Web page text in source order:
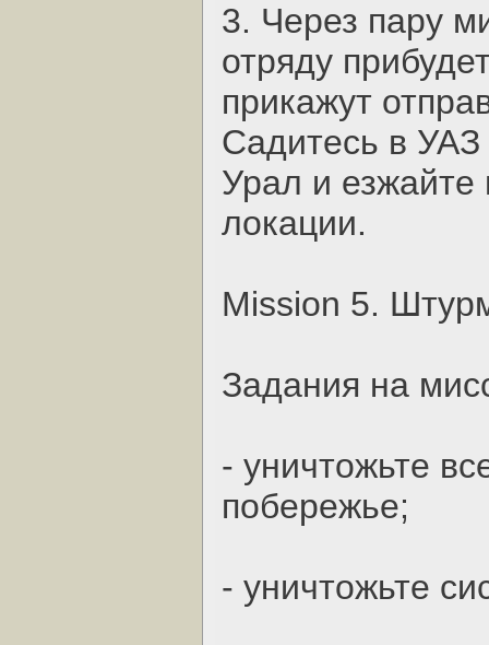
3. Через пару
отряду
прикажут
Садитесь в
Урал и езжайте
локации.
Mission 5.
Задания на
- уничтожьте
побережье;
- уничтожьте